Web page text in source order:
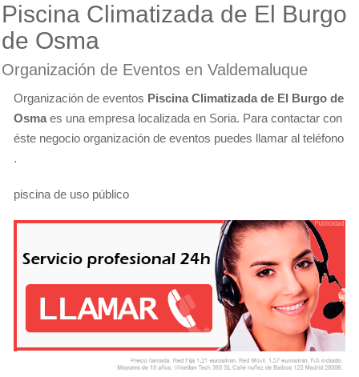
Piscina Climatizada de El Burgo
de Osma
Organización de Eventos en Valdemaluque
Organización de eventos Piscina Climatizada de El Burgo de
Osma es una empresa localizada en Soria. Para contactar con
éste negocio organización de eventos puedes llamar al teléfono
.
piscina de uso público